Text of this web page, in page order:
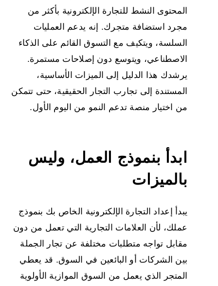
المحتوى النشط للتجارة الإلكترونية بأكثر من
مجرد استضافة متجرك. إنه يدعم العمليات
السلسة، ويتكيف مع التسوق القائم على الذكاء
الاصطناعي، ويتوسع دون إصلاحات مستمرة.
يرشدك هذا الدليل إلى الميزات الأساسية،
المستندة إلى تجارب التجار الحقيقية، حتى تتمكن
من اختيار منصة تدعم النمو من اليوم الأول.
ابدأ بنموذج العمل، وليس
بالميزات
يبدأ إعداد التجارة الإلكترونية الخاص بك بنموذج
عملك، لأن العلامات التجارية التي تعمل من دون
مقابل تواجه متطلبات مختلفة عن تجار الجملة
بين الشركات أو البائعين في السوق. قد يعطي
المتجر الذي يعمل من السوق الموازية الأولوية